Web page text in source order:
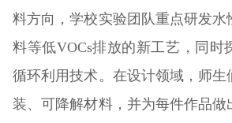
料方向，学校实验团队重点研发水
料等低VOCs排放的新工艺，同时
循环利用技术。在设计领域，师生
装、可降解材料，并为每件作品做